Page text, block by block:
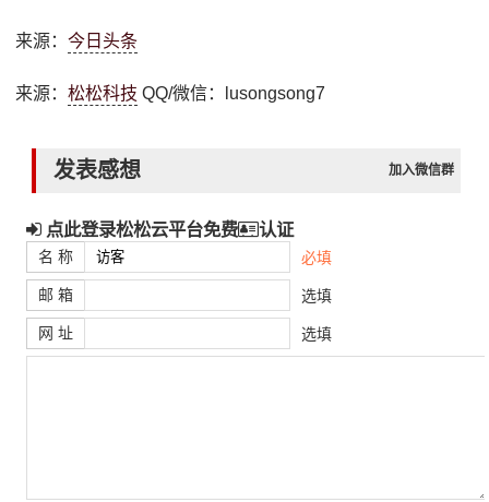
来源：今日头条
来源：松松科技 QQ/微信：lusongsong7
发表感想 加入微信群
点此登录松松云平台免费 认证
名 称 必填
邮 箱 选填
网 址 选填